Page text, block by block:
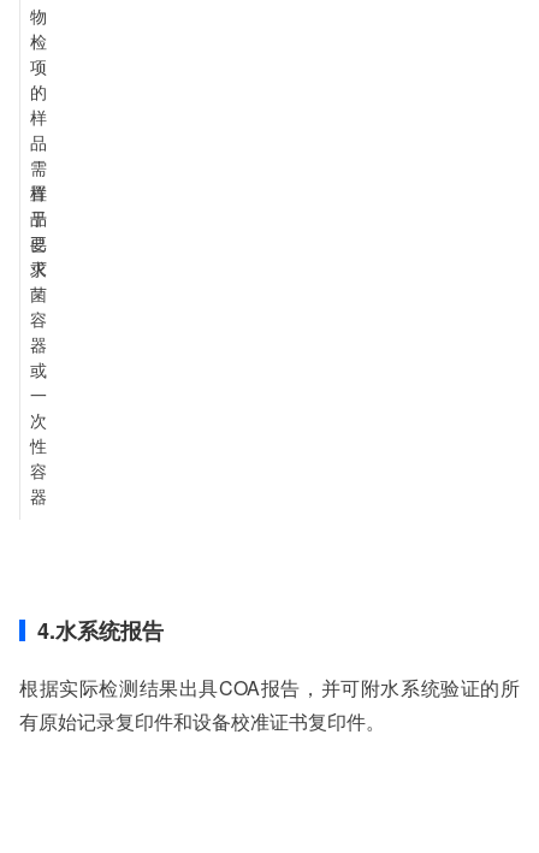
样
品
要
求
物
检
项
的
样
品
需
置
于
已
灭
菌
容
器
或
一
次
性
容
器
4.水系统报告
根据实际检测结果出具COA报告，并可附水系统验证的所
有原始记录复印件和设备校准证书复印件。